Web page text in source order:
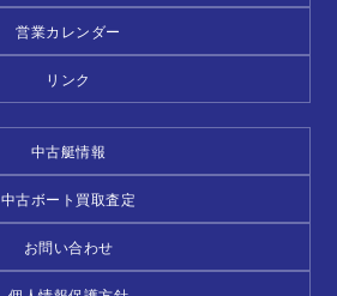
営業カレンダー
リンク
中古艇情報
中古ボート買取査定
お問い合わせ